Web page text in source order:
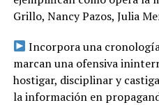
Grillo, Nancy Pazos, Julia
Incorpora una
marcan una ofensiva
hostigar, disciplinar y
la información en